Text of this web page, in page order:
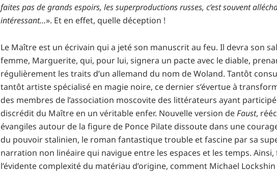
faites pas de grands espoirs, les superproductions russes, c’est souvent
intéressant…». Et en effet, quelle déception !
Le Maître est un écrivain qui a jeté son manuscrit au feu. Il devra son
femme, Marguerite, qui, pour lui, signera un pacte avec le diable,
régulièrement les traits d’un allemand du nom de Woland. Tantôt
tantôt artiste spécialisé en magie noire, ce dernier s’évertue à
des membres de l’association moscovite des littérateurs ayant
discrédit du Maître en un véritable enfer. Nouvelle version deFaust,
évangiles autour de la figure de Ponce Pilate dissoute dans une
du pouvoir stalinien, le roman fantastique trouble et fascine par sa
narration non linéaire qui navigue entre les espaces et les temps. Ainsi,
l’évidente complexité du matériau d’origine, comment Michael